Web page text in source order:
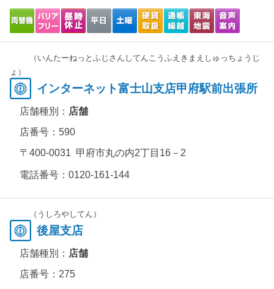
（いんたーねっとふじさんしてんこうふえきまえしゅっちょうじ
ょ）
インターネット富士山支店甲府駅前出張所
店舗種別： 店舗
店番号：590
〒400-0031 甲府市丸の内2丁目16－2
電話番号： 0120-161-144
（うしろやしてん）
後屋支店
店舗種別： 店舗
店番号：275